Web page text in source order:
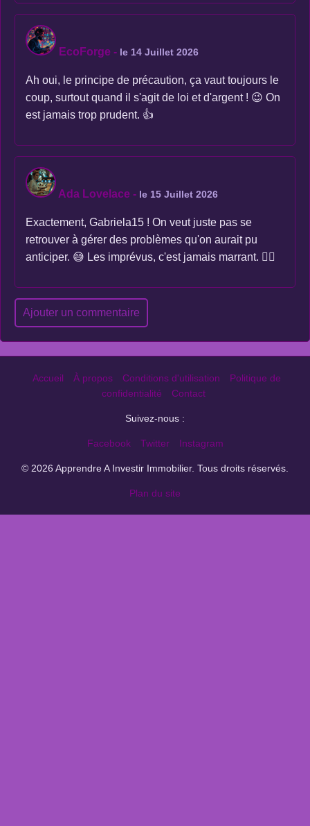
EcoForge - le 14 Juillet 2026
Ah oui, le principe de précaution, ça vaut toujours le
coup, surtout quand il s'agit de loi et d'argent ! 😉 On
est jamais trop prudent. 👍
Ada Lovelace - le 15 Juillet 2026
Exactement, Gabriela15 ! On veut juste pas se
retrouver à gérer des problèmes qu'on aurait pu
anticiper. 😅 Les imprévus, c'est jamais marrant. 🤷‍♀️
Ajouter un commentaire
Accueil À propos Conditions d'utilisation
Politique de
confidentialité
Contact
Suivez-nous :
Facebook Twitter Instagram
© 2026 Apprendre A Investir Immobilier. Tous droits réservés.
Plan du site